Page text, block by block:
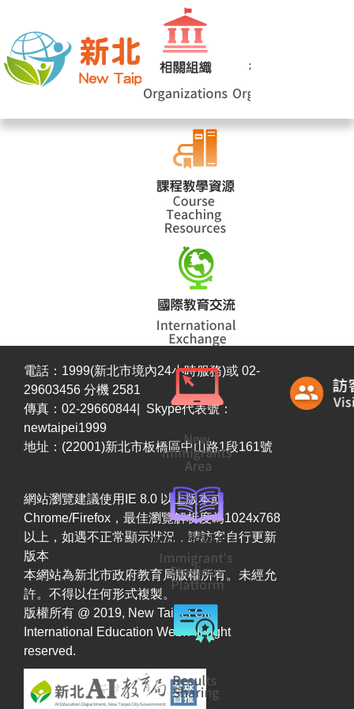
電話：1999(新北市境內24小時服務)或 02-
29603456 分機 2581
傳真：02-29660844| Skype代表號：
newtaipei1999
地址：(22001)新北市板橋區中山路1段161號
網站瀏覽建議使用IE 8.0 以上版本或
Chrome/Firefox，最佳瀏覽解析度為1024x768
以上，如遇不正常顯示狀況，請訪客自行更新
版本
本網站為新北市政府教育局版權所有。未經允
許。不得以任何形式複製。
版權所有 @ 2019, New Taipei City
International Education Web. All right
reserved.